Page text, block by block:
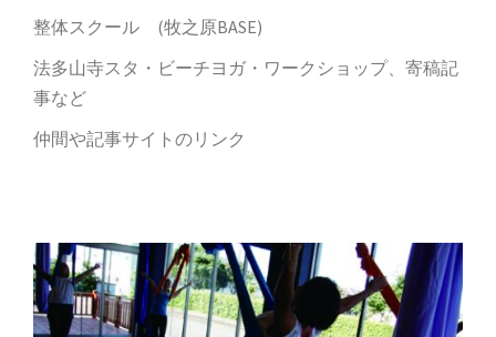
整体スクール (牧之原BASE)
法多山寺スタ・ビーチヨガ・ワークショップ、寄稿記
事など
仲間や記事サイトのリンク